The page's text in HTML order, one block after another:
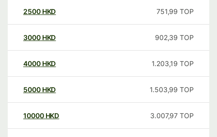
2500 HKD 751,99 TOP
3000 HKD 902,39 TOP
4000 HKD 1.203,19 TOP
5000 HKD 1.503,99 TOP
10000 HKD 3.007,97 TOP